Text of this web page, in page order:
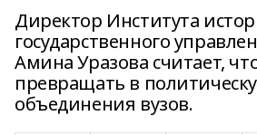
Директор Института
государственного
Амина Уразова считает,
превращать в
объединения вузов.